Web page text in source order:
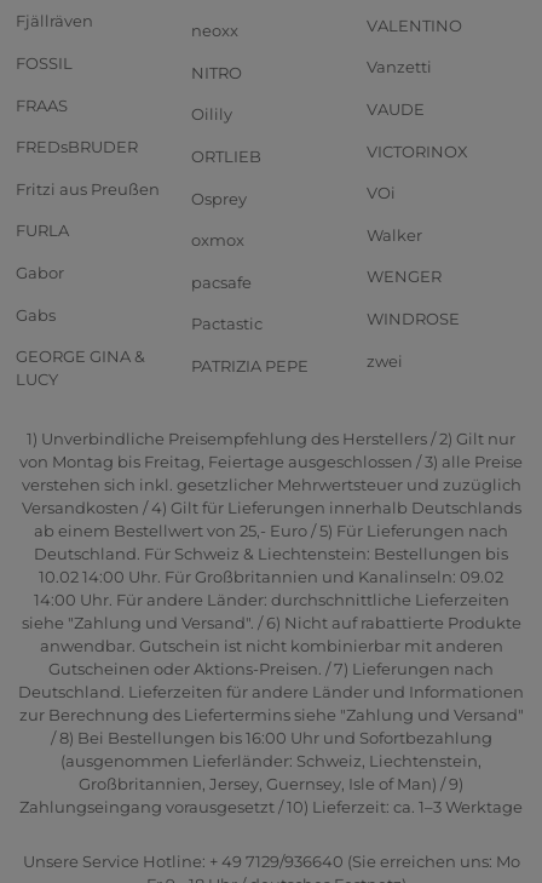
Fjällräven
FOSSIL
FRAAS
FREDsBRUDER
Fritzi aus Preußen
FURLA
Gabor
Gabs
GEORGE GINA &
LUCY
neoxx
NITRO
Oilily
ORTLIEB
Osprey
oxmox
pacsafe
Pactastic
PATRIZIA PEPE
VALENTINO
Vanzetti
VAUDE
VICTORINOX
VOi
Walker
WENGER
WINDROSE
zwei
1) Unverbindliche Preisempfehlung des Herstellers / 2) Gilt nur
von Montag bis Freitag, Feiertage ausgeschlossen / 3) alle Preise
verstehen sich inkl. gesetzlicher Mehrwertsteuer und zuzüglich
Versandkosten / 4) Gilt für Lieferungen innerhalb Deutschlands
ab einem Bestellwert von 25,- Euro / 5) Für Lieferungen nach
Deutschland. Für Schweiz & Liechtenstein: Bestellungen bis
10.02 14:00 Uhr. Für Großbritannien und Kanalinseln: 09.02
14:00 Uhr. Für andere Länder: durchschnittliche Lieferzeiten
siehe "Zahlung und Versand". / 6) Nicht auf rabattierte Produkte
anwendbar. Gutschein ist nicht kombinierbar mit anderen
Gutscheinen oder Aktions-Preisen. / 7) Lieferungen nach
Deutschland. Lieferzeiten für andere Länder und Informationen
zur Berechnung des Liefertermins siehe "Zahlung und Versand"
/ 8) Bei Bestellungen bis 16:00 Uhr und Sofortbezahlung
(ausgenommen Lieferländer: Schweiz, Liechtenstein,
Großbritannien, Jersey, Guernsey, Isle of Man) / 9)
Zahlungseingang vorausgesetzt / 10) Lieferzeit: ca. 1–3 Werktage
Unsere Service Hotline: + 49 7129/936640 (Sie erreichen uns: Mo